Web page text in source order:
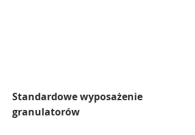
Standardowe wyposażenie
granulatorów